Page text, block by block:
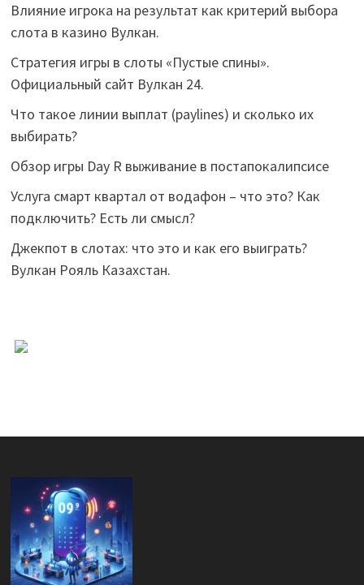
Влияние игрока на результат как критерий выбора
слота в казино Вулкан.
Стратегия игры в слоты «Пустые спины».
Официальный сайт Вулкан 24.
Что такое линии выплат (paylines) и сколько их
выбирать?
Обзор игры Day R выживание в постапокалипсисе
Услуга смарт квартал от водафон – что это? Как
подключить? Есть ли смысл?
Джекпот в слотах: что это и как его выиграть?
Вулкан Рояль Казахстан.